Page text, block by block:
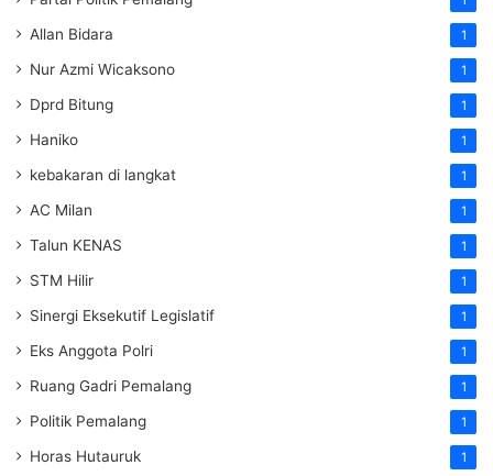
Allan Bidara 1
Nur Azmi Wicaksono 1
Dprd Bitung 1
Haniko 1
kebakaran di langkat 1
AC Milan 1
Talun KENAS 1
STM Hilir 1
Sinergi Eksekutif Legislatif 1
Eks Anggota Polri 1
Ruang Gadri Pemalang 1
Politik Pemalang 1
Horas Hutauruk 1